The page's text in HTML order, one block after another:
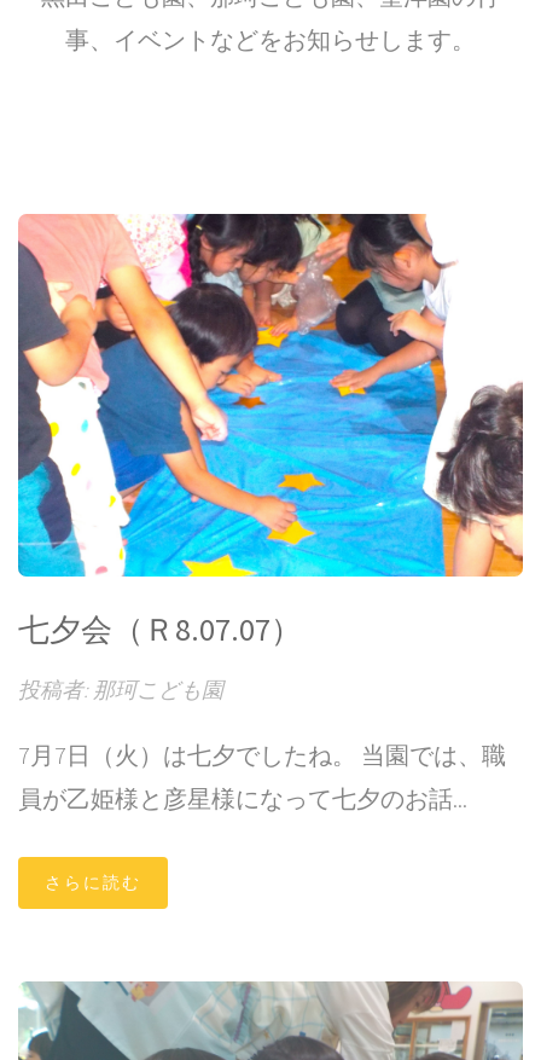
事、イベントなどをお知らせします。
七夕会（Ｒ8.07.07）
投稿者: 那珂こども園
7月7日（火）は七夕でしたね。 当園では、職
員が乙姫様と彦星様になって七夕のお話...
さらに読む